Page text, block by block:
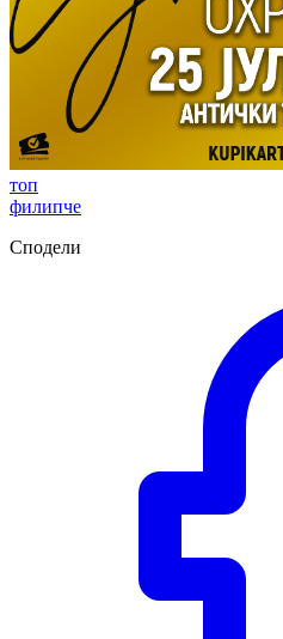
топ
филипче
Сподели